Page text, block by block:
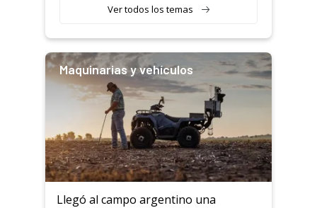
Ver todos los temas
Maquinarias y vehículos
Llegó al campo argentino una